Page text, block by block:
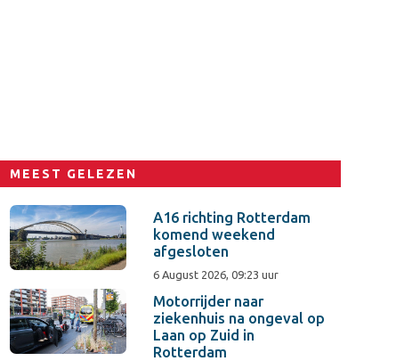
MEEST GELEZEN
A16 richting Rotterdam
komend weekend
afgesloten
6 August 2026, 09:23 uur
Motorrijder naar
ziekenhuis na ongeval op
Laan op Zuid in
Rotterdam